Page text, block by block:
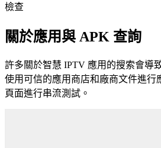
檢查
關於應用與 APK 查詢
許多關於智慧 IPTV 應用的搜索會導
使用可信的應用商店和廠商文件進行
頁面進行串流測試。